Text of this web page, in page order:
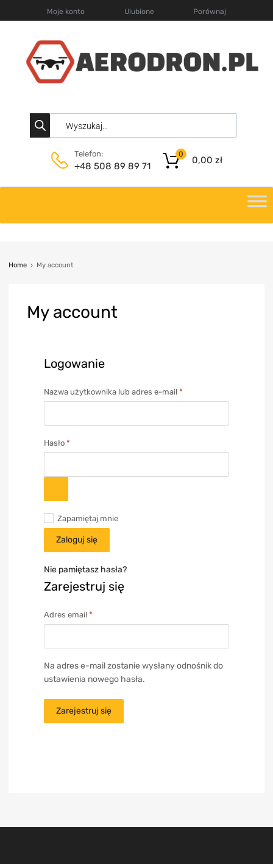
Moje konto Ulubione Porównaj
Telefon:
+48 508 89 89 71
0,00 zł
0
Home My account
Myaccount
Logowanie
Nazwa użytkownika lub adres e-mail *
Hasło *
Zapamiętaj mnie
Zaloguj się
Nie pamiętasz hasła?
Zarejestruj się
Adres email *
Na adres e-mail zostanie wysłany odnośnik do
ustawienia nowego hasła.
Zarejestruj się